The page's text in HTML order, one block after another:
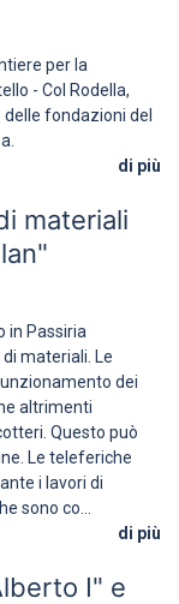
per la
- Col Rodella,
fondazioni del
di più
materiali
in Passiria
materiali. Le
dei
altrimenti
Questo può
Le teleferiche
i lavori di
sono co...
di più
I" e